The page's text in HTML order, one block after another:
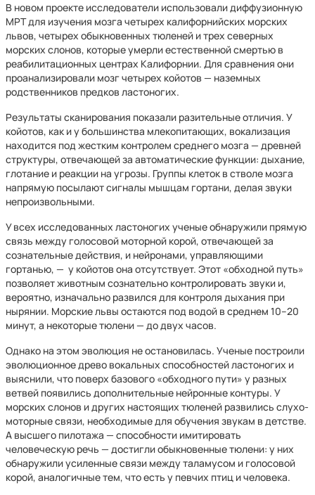
В новом проекте исследователи использовали диффузионную
МРТ для изучения мозга четырех калифорнийских морских
львов, четырех обыкновенных тюленей и трех северных
морских слонов, которые умерли естественной смертью в
реабилитационных центрах Калифорнии. Для сравнения они
проанализировали мозг четырех койотов — наземных
родственников предков ластоногих.
Результаты сканирования показали разительные отличия. У
койотов, как и у большинства млекопитающих, вокализация
находится под жестким контролем среднего мозга — древней
структуры, отвечающей за автоматические функции: дыхание,
глотание и реакции на угрозы. Группы клеток в стволе мозга
напрямую посылают сигналы мышцам гортани, делая звуки
непроизвольными.
У всех исследованных ластоногих ученые обнаружили прямую
связь между голосовой моторной корой, отвечающей за
сознательные действия, и нейронами, управляющими
гортанью, — у койотов она отсутствует. Этот «обходной путь»
позволяет животным сознательно контролировать звуки и,
вероятно, изначально развился для контроля дыхания при
нырянии. Морские львы остаются под водой в среднем 10–20
минут, а некоторые тюлени — до двух часов.
Однако на этом эволюция не остановилась. Ученые построили
эволюционное древо вокальных способностей ластоногих и
выяснили, что поверх базового «обходного пути» у разных
ветвей появились дополнительные нейронные контуры. У
морских слонов и других настоящих тюленей развились слухо-
моторные связи, необходимые для обучения звукам в детстве.
А высшего пилотажа — способности имитировать
человеческую речь — достигли обыкновенные тюлени: у них
обнаружили усиленные связи между таламусом и голосовой
корой, аналогичные тем, что есть у певчих птиц и человека.